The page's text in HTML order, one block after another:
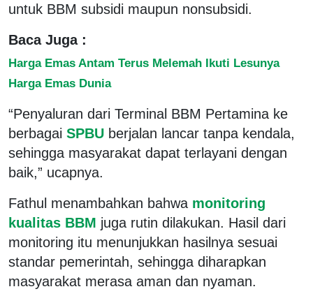
untuk BBM subsidi maupun nonsubsidi.
Baca Juga :
Harga Emas Antam Terus Melemah Ikuti Lesunya
Harga Emas Dunia
“Penyaluran dari Terminal BBM Pertamina ke
berbagai SPBU berjalan lancar tanpa kendala,
sehingga masyarakat dapat terlayani dengan
baik,” ucapnya.
Fathul menambahkan bahwa monitoring
kualitas BBM juga rutin dilakukan. Hasil dari
monitoring itu menunjukkan hasilnya sesuai
standar pemerintah, sehingga diharapkan
masyarakat merasa aman dan nyaman.